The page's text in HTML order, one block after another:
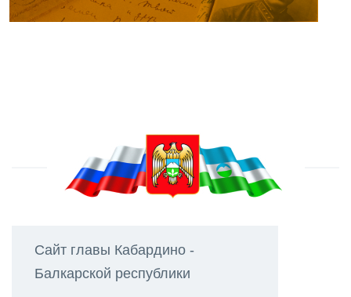
Сайт главы Кабардино -
Балкарской республики